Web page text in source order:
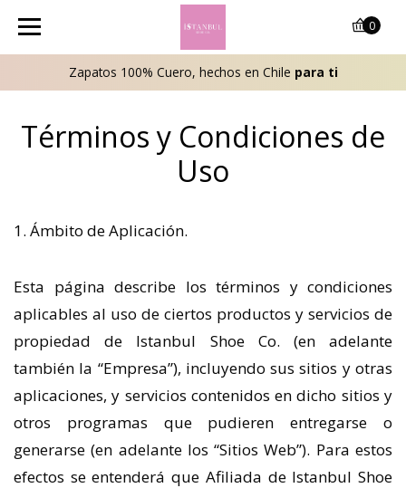
Zapatos 100% Cuero, hechos en Chile para ti
0
Términos y Condiciones de
Uso
1. Ámbito de Aplicación.
Esta página describe los términos y condiciones
aplicables al uso de ciertos productos y servicios de
propiedad de Istanbul Shoe Co. (en adelante
también la “Empresa”), incluyendo sus sitios y otras
aplicaciones, y servicios contenidos en dicho sitios y
otros programas que pudieren entregarse o
generarse (en adelante los “Sitios Web”). Para estos
efectos se entenderá que Afiliada de Istanbul Shoe